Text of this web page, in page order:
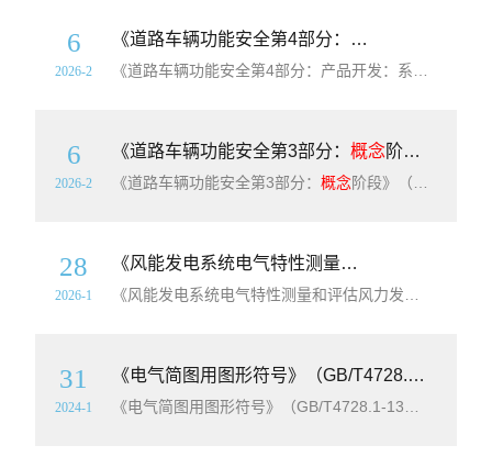
6
2026-2
《道路车辆功能安全第4部分：产品开发：系统层面》（GB/T34590.4-2022）【高清无水印PDF版下载】
6
2026-2
《道路车辆功能安全第3部分：概念阶段》（GB/T34590.3-2022）【高清无水印PDF版下载】
《道路车辆功能安全第3部分：概念阶段》（GB/T34590.3-2022）【高清无水印PDF版下载】本文件规定了车辆在
28
2026-1
《风能发电系统电气特性测量和评估风力发电机组谐波模型及应用》（GB/Z44528-2024）【全文附高清无水印PDF版下载】
31
2024-1
《电气简图用图形符号》（GB/T4728.1-13）【全套13本打包下载】【高清PDF版+word版】